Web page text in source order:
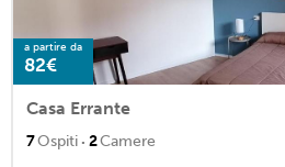
a partire da
82€
Casa Errante
7Ospiti · 2Camere